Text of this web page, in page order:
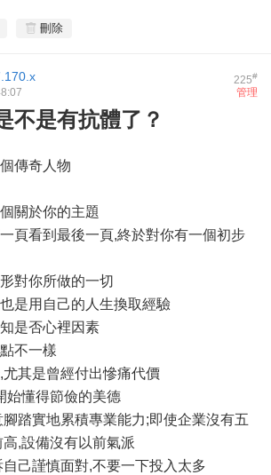
刪除
225#
管理
不是有抗體了？
傳奇人物
關於你的主題
頁看到最後一頁,終於對你有一個初步
對你所做的一切
是用自己的人生換取經驗
是否心裡因素
不一樣
其是曾經付出慘痛代價
始懂得節儉的美德
踏實地累積專業能力;即使企業沒有五
,設備沒有以前氣派
己謹慎面對,不要一下投入太多